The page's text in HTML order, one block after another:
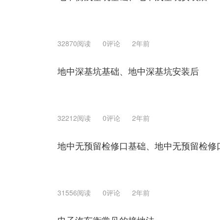
32870阅读 0评论 2年前
地中深基坑基础、地中深基坑安装后
32212阅读 0评论 2年前
地中无预留检修口基础、地中无预留检修
31556阅读 0评论 2年前